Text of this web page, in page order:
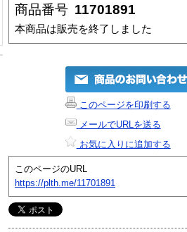
商品番号 11701891
本商品は販売を終了しました
このページを印刷する
メールでURLを送る
お気に入りに追加する
このページのURL
https://plth.me/11701891